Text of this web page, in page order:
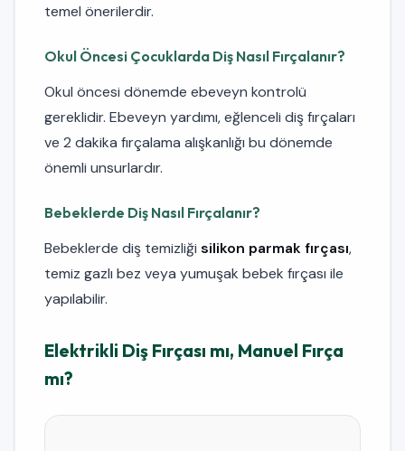
temel önerilerdir.
Okul Öncesi Çocuklarda Diş Nasıl Fırçalanır?
Okul öncesi dönemde ebeveyn kontrolü
gereklidir. Ebeveyn yardımı, eğlenceli diş fırçaları
ve 2 dakika fırçalama alışkanlığı bu dönemde
önemli unsurlardır.
Bebeklerde Diş Nasıl Fırçalanır?
Bebeklerde diş temizliği silikon parmak fırçası,
temiz gazlı bez veya yumuşak bebek fırçası ile
yapılabilir.
Elektrikli Diş Fırçası mı, Manuel Fırça
mı?